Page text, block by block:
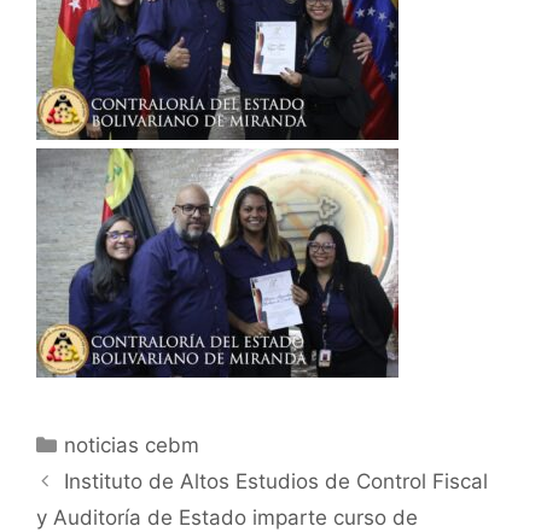
noticias cebm
Instituto de Altos Estudios de Control Fiscal
y Auditoría de Estado imparte curso de